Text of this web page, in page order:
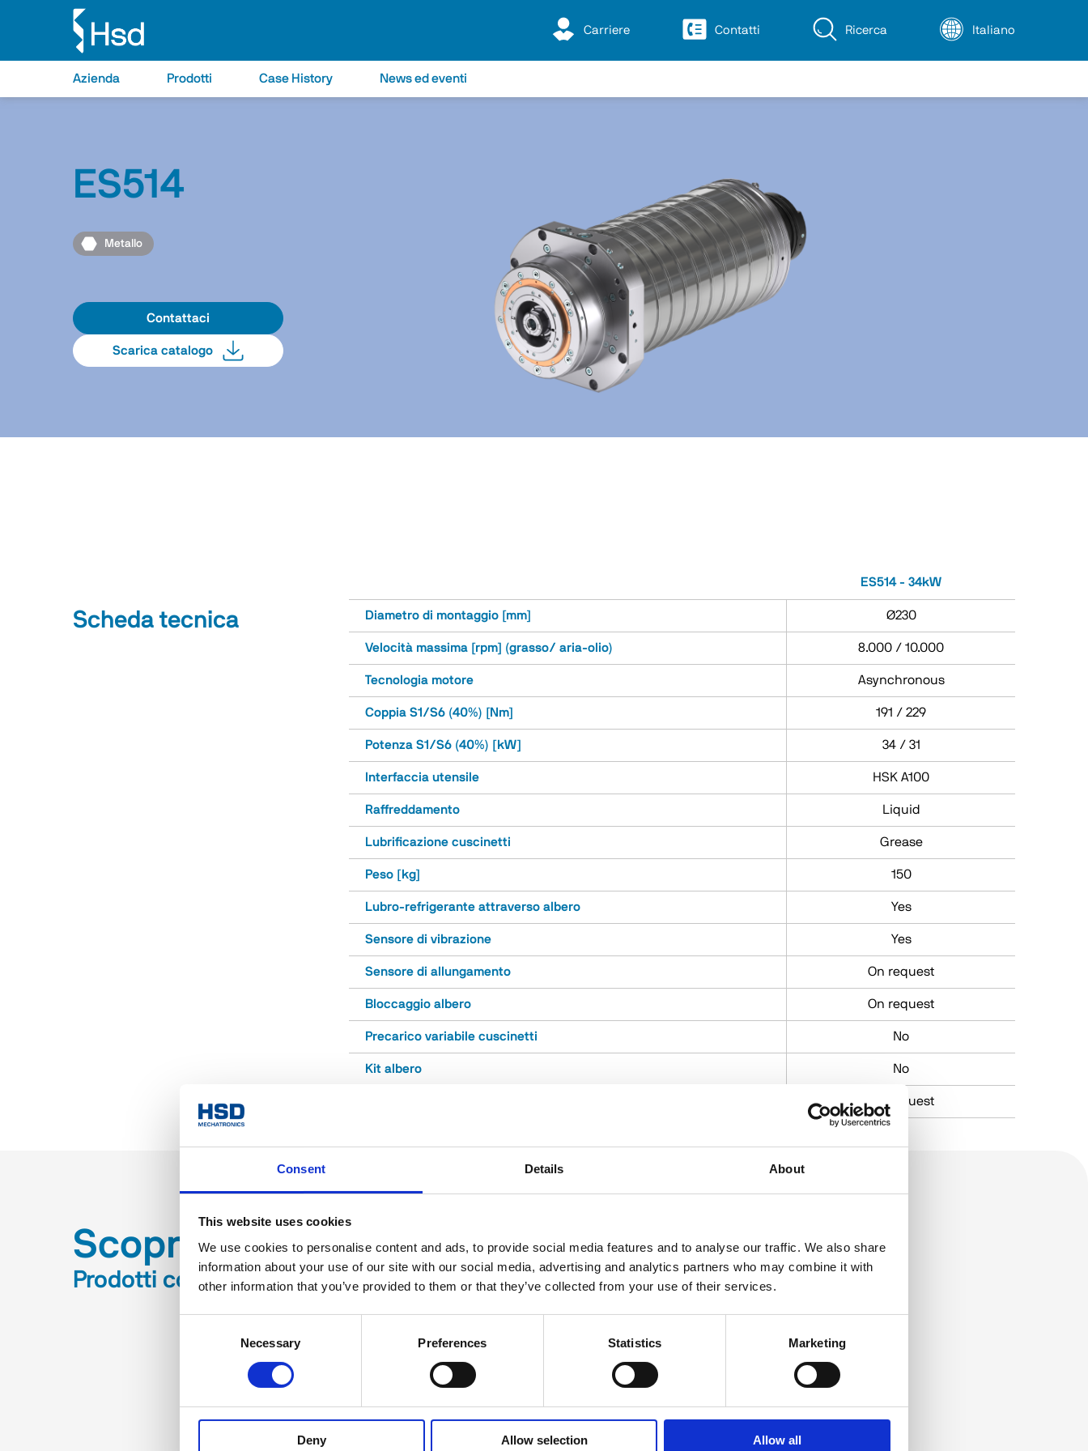
Consent Details About
This website uses cookies
We use cookies to personalise content and ads, to provide social media features and to analyse our traffic. We also share
information about your use of our site with our social media, advertising and analytics partners who may combine it with
other information that you’ve provided to them or that they’ve collected from your use of their services.
Necessary Preferences Statistics Marketing
Deny Allow selection Allow all
Carriere Contatti Ricerca Italiano
Azienda Prodotti Case History News ed eventi
ES514
Metallo
Contattaci
Scarica catalogo
Scheda tecnica
ES514 - 34kW
Diametro di montaggio [mm] Ø230
Velocità massima [rpm] (grasso/ aria-olio) 8.000 / 10.000
Tecnologia motore Asynchronous
Coppia S1/S6 (40%) [Nm] 191 / 229
Potenza S1/S6 (40%) [kW] 34 / 31
Interfaccia utensile HSK A100
Raffreddamento Liquid
Lubrificazione cuscinetti Grease
Peso [kg] 150
Lubro-refrigerante attraverso albero Yes
Sensore di vibrazione Yes
Sensore di allungamento On request
Bloccaggio albero On request
Precarico variabile cuscinetti No
Kit albero No
On request
Scopri
Prodotti correlati